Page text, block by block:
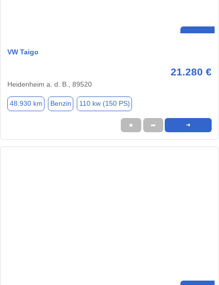
VW Taigo
21.280 €
Heidenheim a. d. B., 89520
48.930 km Benzin 110 kw (150 PS)
★ ➦ ➜